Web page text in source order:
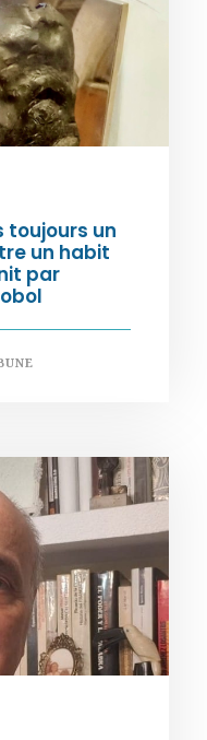
toujours un
un habit
par